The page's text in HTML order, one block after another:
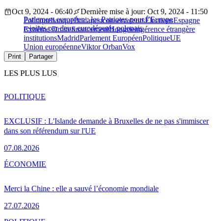
Parlement européen : les Patriotes pour l’Europe
rejoints par deux eurodéputés polonais
Oct 9, 2024 - 06:40
Dernière mise à jour: Oct 9, 2024 - 11:50
PolitiquebanqueBudapestconservateursÉlectionsEspagne
Extrême DroitefinancementHongrieingérence étrangère
institutionsMadridParlement EuropéenPolitiqueUE
Union européenneViktor OrbanVox
Print Partager
LES PLUS LUS
EXCLUSIF : L'Islande demande à Bruxelles de ne pas s'immiscer
dans son référendum sur l'UE
07.08.2026
POLITIQUE
Merci la Chine : elle a sauvé l’économie mondiale
27.07.2026
ÉCONOMIE